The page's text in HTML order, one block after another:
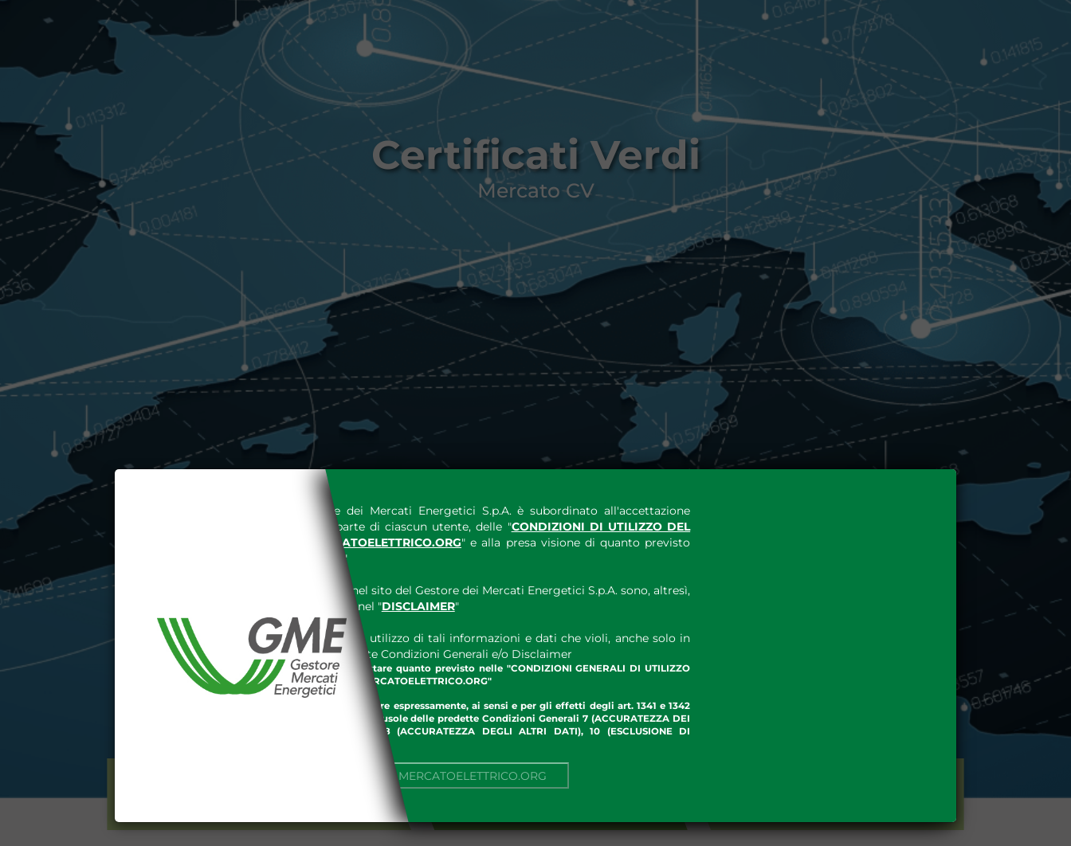
L'accesso al sito del Gestore dei Mercati Energetici S.p.A. è subordinato all'accettazione
espressa e senza riserve, da parte di ciascun utente, delle "CONDIZIONI DI UTILIZZO DEL
SITO INTERNET WWW.MERCATOELETTRICO.ORG" e alla presa visione di quanto previsto
"
Le informazioni e i dati presenti nel sito del Gestore dei Mercati Energetici S.p.A. sono, altresì,
tutelati secondo quanto previsto nel "DISCLAIMER"
E' espressamente vietato qualsiasi utilizzo di tali informazioni e dati che violi, anche solo in
parte, quanto previsto nelle suddette Condizioni Generali e/o Disclaimer
Dichiaro di conoscere e accettare quanto previsto nelle "CONDIZIONI GENERALI DI UTILIZZO
DEL SITO INTERNET WWW.MERCATOELETTRICO.ORG"
Dichiaro di conoscere e accettare espressamente, ai sensi e per gli effetti degli art. 1341 e 1342
del codice civile, le seguenti clausole delle predette Condizioni Generali 7 (ACCURATEZZA DEI
DATI PUBBLICATI DAL GME), 8 (ACCURATEZZA DEGLI ALTRI DATI), 10 (ESCLUSIONE DI
CONTINUA SU MERCATOELETTRICO.ORG
Certificati Verdi
Mercato CV